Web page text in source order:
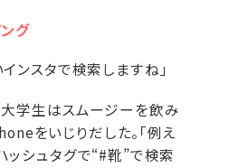
グ
ンスタで検索しますね」
学生はスムージーを飲み
をいじりだした。「例え
ッシュタグで“#靴”で検索